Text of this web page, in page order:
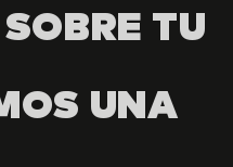
TU
UNA